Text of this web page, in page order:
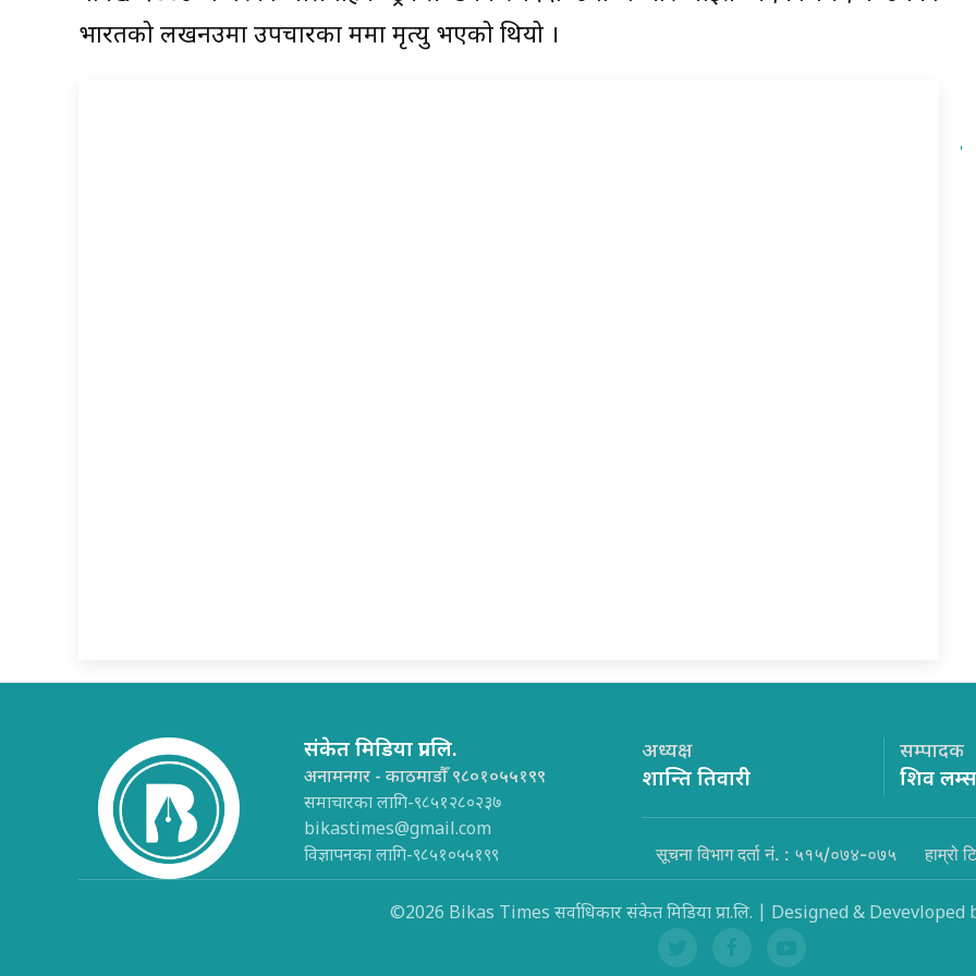
भारतको लखनउमा उपचारका क्रममा मृत्यु भएको थियो ।
संकेत मिडिया प्रा.लि.
अनामनगर - काठमाडौँ ९८०१०५५१९९
समाचारका लागि-९८५१२८०२३७
bikastimes@gmail.com
विज्ञापनका लागि-९८५१०५५१९९
अध्यक्ष
शान्ति तिवारी
सम्पादक
शिव
सूचना विभाग दर्ता नं. : ५१५/०७४-०७५ हाम्रो
©2026 Bikas Times सर्वाधिकार संकेत मिडिया प्रा.लि. | Designed & Devevloped